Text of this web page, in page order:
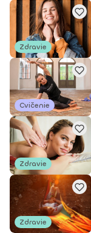
Zdravie
Cvičenie
Zdravie
Zdravie